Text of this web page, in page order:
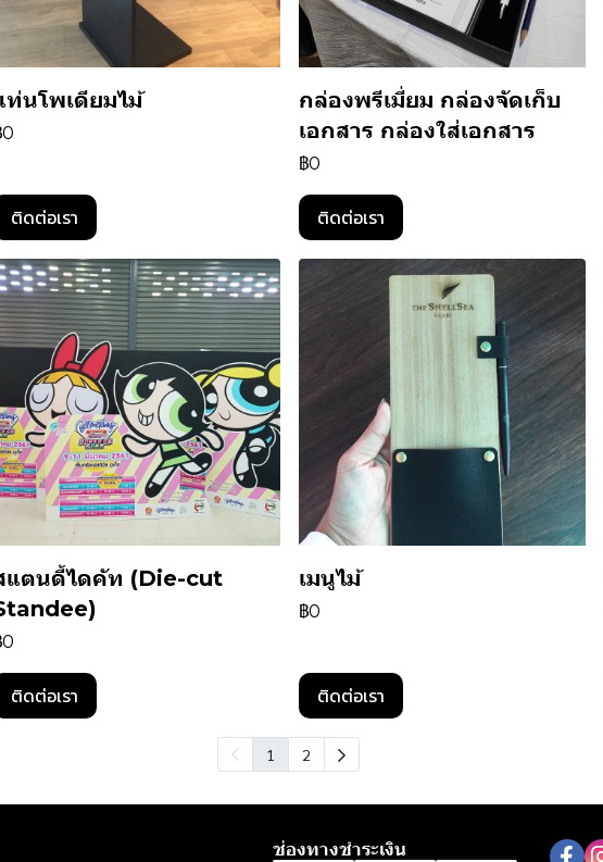
ท่นโพเดียมไม้
ติดต่อเรา
กล่องพรีเมี่ยม กล่องจัดเก็บ
เอกสาร กล่องใส่เอกสาร
฿0
ติดต่อเรา
แตนดี้ไดคัท (Die-cut
0
ติดต่อเรา
เมนูไม้
฿0
ติดต่อเรา
1 2
ช่องทางชำระเงิน